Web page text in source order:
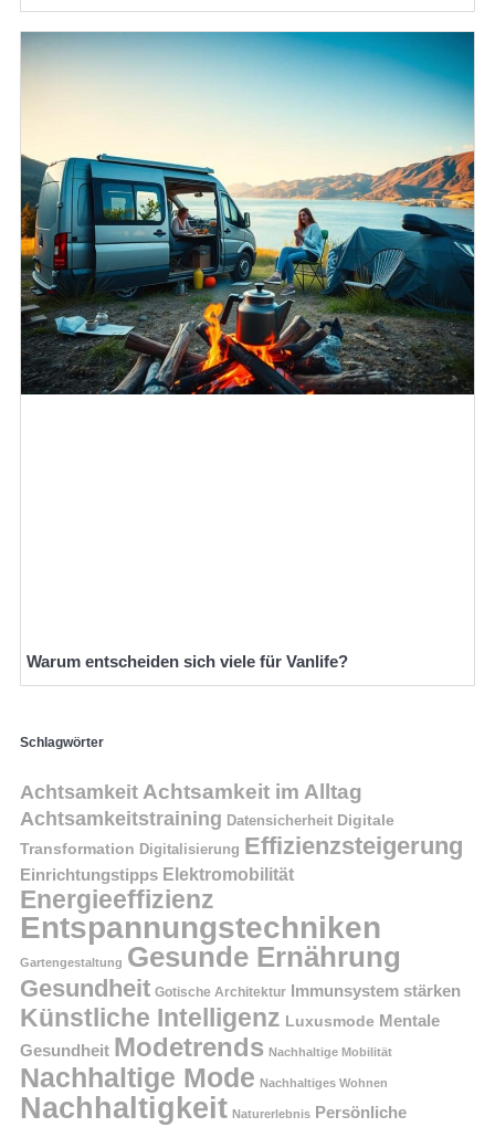
Warum entscheiden sich viele für Vanlife?
Schlagwörter
Achtsamkeit Achtsamkeit im Alltag
Achtsamkeitstraining Datensicherheit Digitale
Transformation Digitalisierung Effizienzsteigerung
Einrichtungstipps Elektromobilität
Energieeffizienz
Entspannungstechniken
Gartengestaltung Gesunde Ernährung
Gesundheit Gotische Architektur Immunsystem stärken
Künstliche Intelligenz Luxusmode Mentale
Gesundheit Modetrends Nachhaltige Mobilität
Nachhaltige Mode Nachhaltiges Wohnen
Nachhaltigkeit Naturerlebnis Persönliche